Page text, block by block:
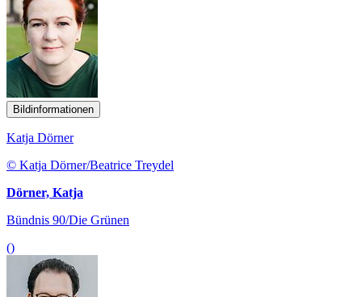
Bildinformationen
Katja Dörner
© Katja Dörner/Beatrice Treydel
Dörner, Katja
Bündnis 90/Die Grünen
()